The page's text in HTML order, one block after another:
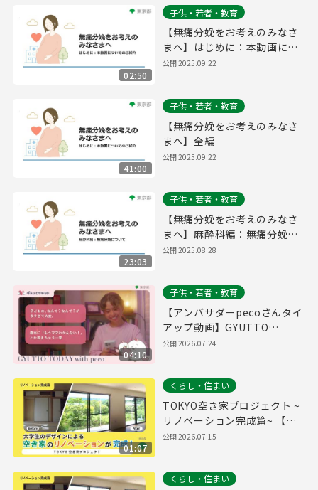
02:50
子供・若者・教育
【無痛分娩をお考えのみなさ
まへ】はじめに：本動画につ
いてのご紹介
公開2025.09.22
41:00
子供・若者・教育
【無痛分娩をお考えのみなさ
まへ】全編
公開2025.09.22
23:03
子供・若者・教育
【無痛分娩をお考えのみなさ
まへ】麻酔科編：無痛分娩に
ついて
公開2025.08.28
04:10
子供・若者・教育
【アンバサダーpecoさんタイ
アップ動画】GYUTTO
TODAY
公開2026.07.24
01:07
くらし・住まい
TOKYO空き家プロジェクト ~
リノベーション完成篇~ 【字
幕無し】
公開2026.07.15
くらし・住まい